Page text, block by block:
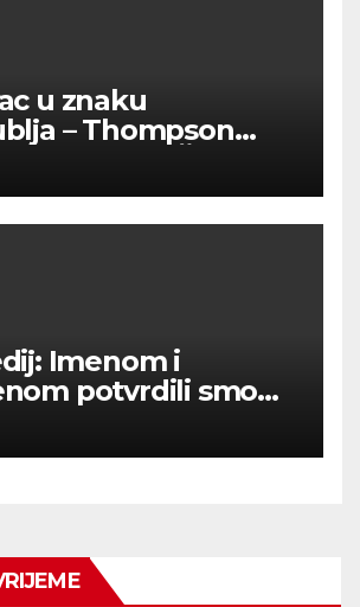
u znaku
– Thompson
Imenom i
potvrdili smo